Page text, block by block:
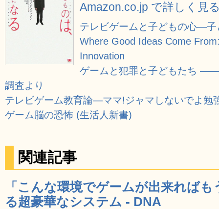
Amazon.co.jp で詳しく見
テレビゲームと子どもの心―
Where Good Ideas Come
Innovation
ゲームと犯罪と子どもたち
調査より
テレビゲーム教育論―ママ!ジャマしないでよ勉
ゲーム脳の恐怖 (生活人新書)
関連記事
「こんな環境でゲームが出来れば
る超豪華なシステム - DNA